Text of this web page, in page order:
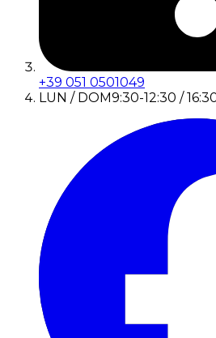
+39 051 0501049
LUN / DOM9:30-12:30 /